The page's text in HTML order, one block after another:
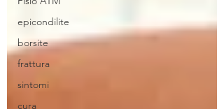
epicondilite
borsite
frattura
sintomi
cura